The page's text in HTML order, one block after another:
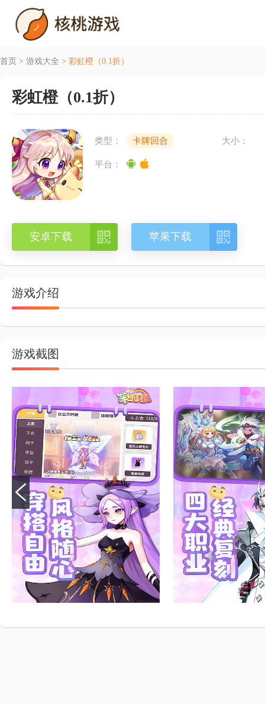
首页 > 游戏大全 > 彩虹橙（0.1折）
彩虹橙（0.1折）
类型： 卡牌回合 大小：
平台：
安卓下载  苹果下载 
游戏介绍
游戏截图